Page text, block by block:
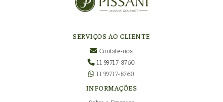
SERVIÇOS AO CLIENTE
Contate-nos
11 99717-8760
11 99717-8760
INFORMAÇÕES